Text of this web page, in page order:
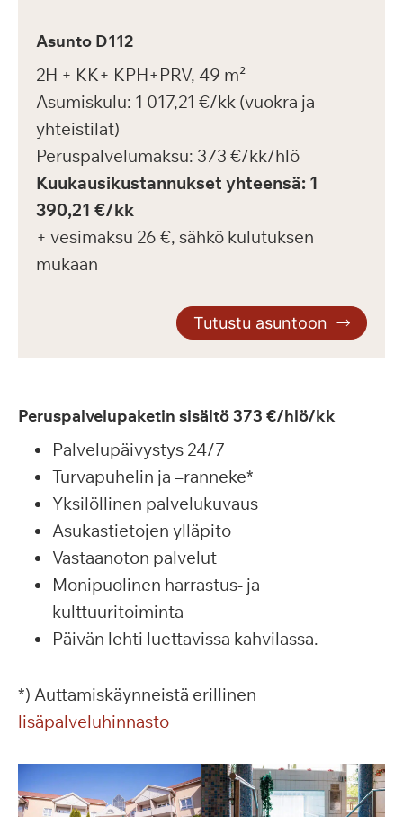
Asunto D112
2H + KK+ KPH+PRV, 49 m²
Asumiskulu: 1 017,21 €/kk (vuokra ja
yhteistilat)
Peruspalvelumaksu: 373 €/kk/hlö
Kuukausikustannukset yhteensä: 1
390,21 €/kk
+ vesimaksu 26 €, sähkö kulutuksen
mukaan
Tutustu asuntoon
Peruspalvelupaketin sisältö 373 €/hlö/kk
Palvelupäivystys 24/7
Turvapuhelin ja –ranneke*
Yksilöllinen palvelukuvaus
Asukastietojen ylläpito
Vastaanoton palvelut
Monipuolinen harrastus- ja
kulttuuritoiminta
Päivän lehti luettavissa kahvilassa.
*) Auttamiskäynneistä erillinen
lisäpalveluhinnasto